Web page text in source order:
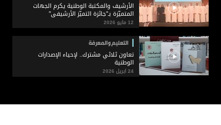
الأرشيف والمكتبة الوطنية يكرم الجهات
المتميّزة بـ"جائزة التميّز الأرشيفي"
12 مايو 2026
التعليم والمعرفة
تعاون ثلاثي مشترك.. لإحياء الإصدارات
الوطنية
24 ابريل 2026